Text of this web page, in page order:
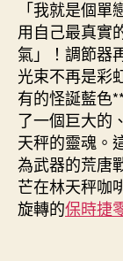
「我就是個
用自己最真實
氣」！調節器
光束不再是彩
有的怪誕藍色
了一個巨大的
天秤的靈魂。
為武器的荒唐
芒在林天秤咖
旋轉的保時捷